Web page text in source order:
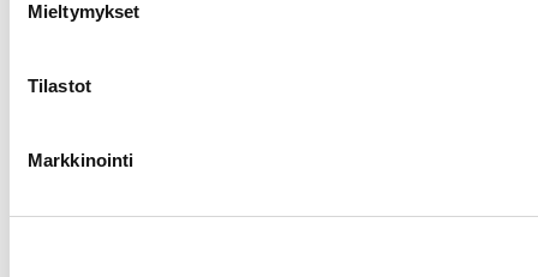
Mieltymykset
Tilastot
Markkinointi